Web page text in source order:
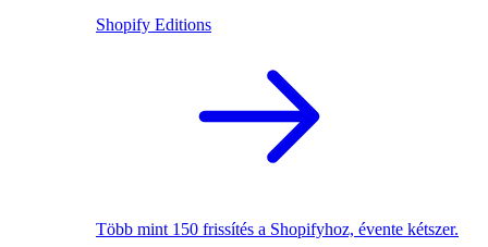
Shopify Editions
Több mint 150 frissítés a Shopifyhoz, évente kétszer.